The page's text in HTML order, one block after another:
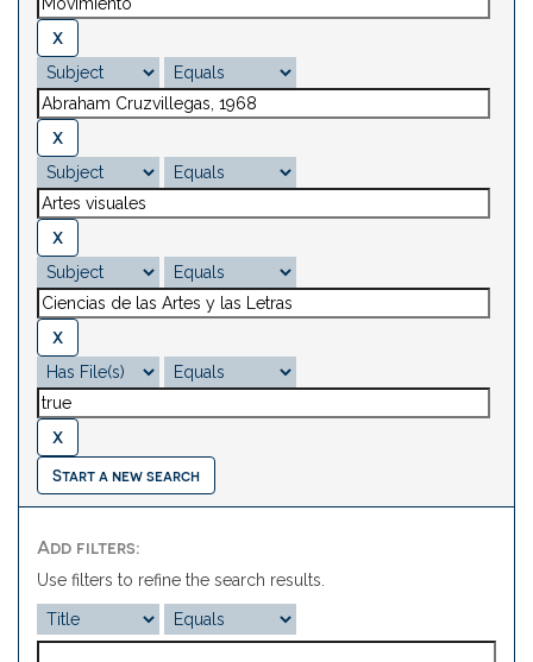
Start a new search
Add filters:
Use filters to refine the search results.